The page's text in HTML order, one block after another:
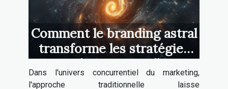
Comment le branding astral
transforme les stratégies
marketing actuelles
Dans l'univers concurrentiel du marketing,
l'approche traditionnelle laisse